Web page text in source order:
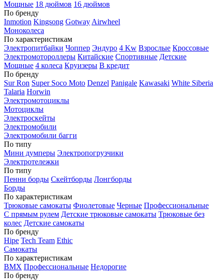
Мощные 18 дюймов 16 дюймов
По бренду
Inmotion Kingsong Gotway Airwheel
Моноколеса
По характеристикам
Электропитбайки Чоппер Эндуро 4 Kw Взрослые Кроссовые
Электромотороллеры Китайские Спортивные Детские
Мощные 4 колеса Круизеры В кредит
По бренду
Sur Ron Super Soco Moto Denzel Panigale Kawasaki White Siberia
Talaria Horwin
Электромотоциклы
Мотоциклы
Электроскейты
Электромобили
Электромобили багги
По типу
Мини думперы Электропогрузчики
Электротележки
По типу
Пенни борды Скейтборды Лонгборды
Борды
По характеристикам
Трюковые самокаты Фиолетовые Черные Профессиональные
С прямым рулем Детские трюковые самокаты Трюковые без
колес Детские самокаты
По бренду
Hipe Tech Team Ethic
Самокаты
По характеристикам
BMX Профессиональные Недорогие
По бренду